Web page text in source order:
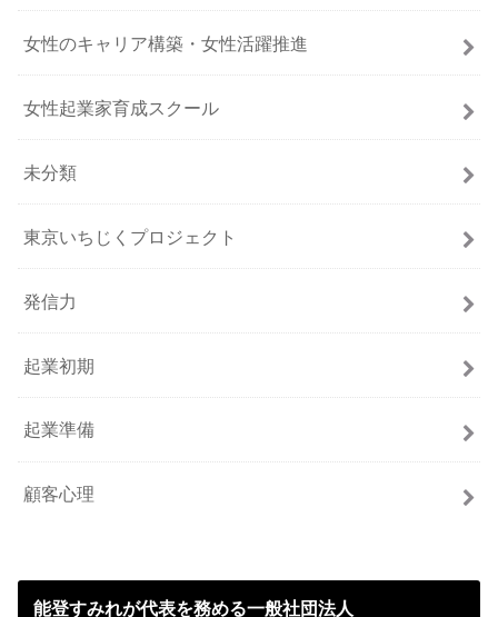
女性のキャリア構築・女性活躍推進
女性起業家育成スクール
未分類
東京いちじくプロジェクト
発信力
起業初期
起業準備
顧客心理
能登すみれが代表を務める一般社団法人